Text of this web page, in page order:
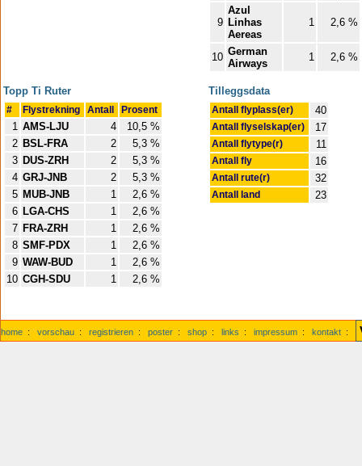
9
Azul
Linhas
Aereas
1 2,6 %
10 German
Airways
1 2,6 %
Topp Ti Ruter
# Flystrekning Antall Prosent
1 AMS-LJU 4
10,5 %
2 BSL-FRA 2
5,3 %
3 DUS-ZRH 2
5,3 %
4 GRJ-JNB 2
5,3 %
5 MUB-JNB 1
2,6 %
6 LGA-CHS 1
2,6 %
7 FRA-ZRH 1
2,6 %
8 SMF-PDX 1
2,6 %
9 WAW-BUD 1
2,6 %
10 CGH-SDU 1 2,6 %
Tilleggsdata
Antall flyplass(er) 40
Antall flyselskap(er) 17
Antall flytype(r) 11
Antall fly 16
Antall rute(r) 32
Antall land 23
home : vorschau : registrieren : poster : shop : links : impressum : kontakt :